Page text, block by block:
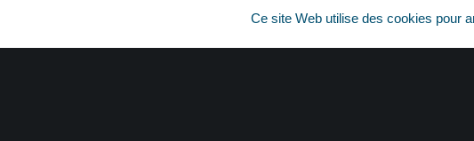
Plus de permis = plus de travail ?
Ce site Web utilise des cookies pour